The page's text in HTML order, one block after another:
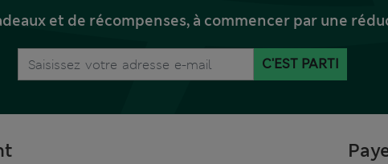
et de récompenses, à commencer par une
C'EST PARTI